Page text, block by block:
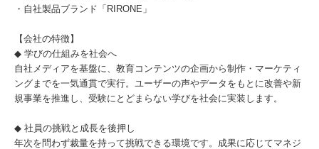
・自社製品ブランド「RIRONE」
【会社の特徴】
◆ 学びの仕組みを社会へ
自社メディアを基盤に、教育コンテンツの企画から制作・マーケティ
ングまでを一気通貫で実行。ユーザーの声やデータをもとに改善や新
規事業を推進し、受験にとどまらない学びを社会に実装します。
◆ 社員の挑戦と成長を後押し
年次を問わず裁量を持って挑戦できる環境です。成果に応じてマネジ